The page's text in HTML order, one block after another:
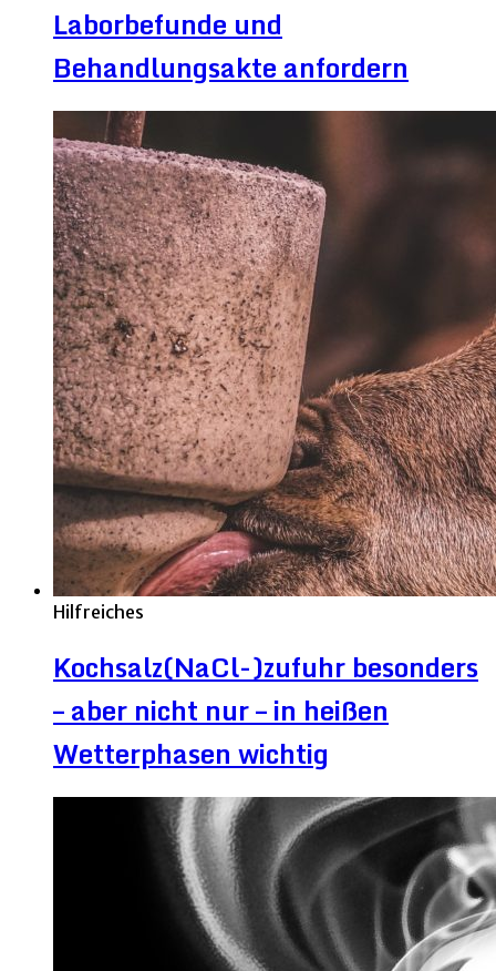
Laborbefunde und
Behandlungsakte anfordern
Hilfreiches
Kochsalz(NaCl-)zufuhr besonders
– aber nicht nur – in heißen
Wetterphasen wichtig